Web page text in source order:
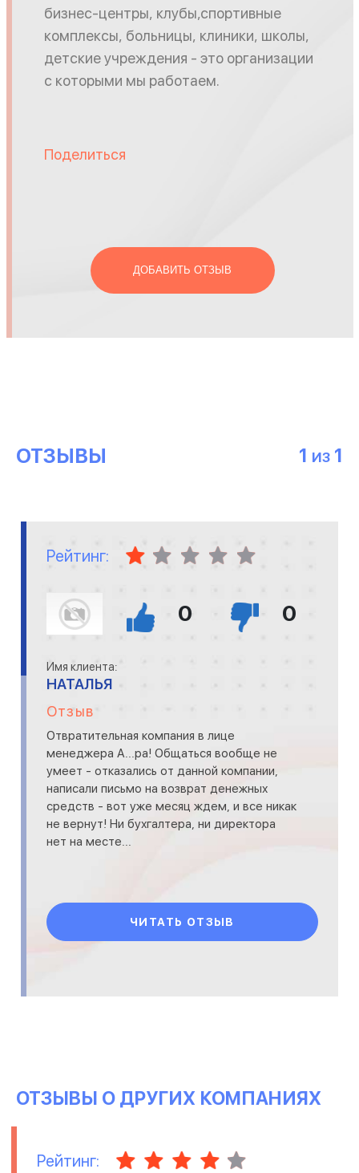
бизнес-центры, клубы,спортивные
комплексы, больницы, клиники, школы,
детские учреждения - это организации
с которыми мы работаем.
Поделиться
ДОБАВИТЬ ОТЗЫВ
ОТЗЫВЫ 1 ИЗ 1
Рейтинг:
0 0
Имя клиента:
НАТАЛЬЯ
Отзыв
Отвратительная компания в лице
менеджера А...ра! Общаться вообще не
умеет - отказались от данной компании,
написали письмо на возврат денежных
средств - вот уже месяц ждем, и все никак
не вернут! Ни бухгалтера, ни директора
нет на месте...
ЧИТАТЬ ОТЗЫВ
ОТЗЫВЫ О ДРУГИХ КОМПАНИЯХ
Рейтинг: